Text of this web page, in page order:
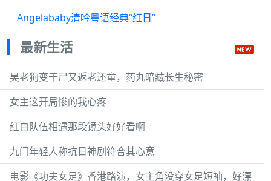
Angelababy清吟粤语经典“红日”
最新生活
吴老狗变干尸又返老还童，药丸暗藏长生秘密
女主这开局惨的我心疼
红白队伍相遇那段镜头好好看啊
九门年轻人称抗日神剧符合其心意
电影《功夫女足》香港路演，女主角没穿女足短袖，好漂